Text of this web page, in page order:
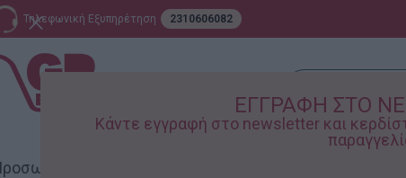
ΕΓΓΡΑΦΗ ΣΤΟ
Κάντε εγγραφή στο newsletter και
Τηλεφωνική Εξυπηρέτηση 2310606082
Φροντίδα